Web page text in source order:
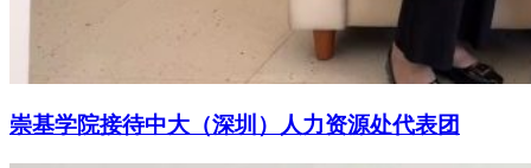
崇基学院接待中大（深圳）人力资源处代表团